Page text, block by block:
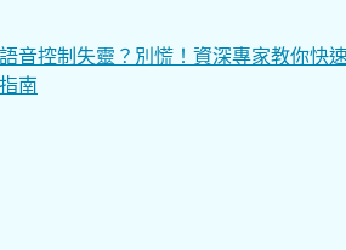
音控制失靈？別慌！資深專家教你快
南